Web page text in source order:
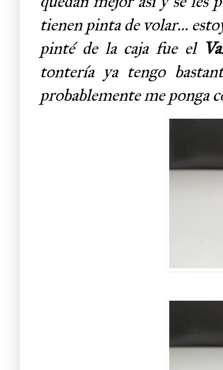
tienen pinta de volar…
pinté de la caja fue el
tontería ya tengo
probablemente me ponga